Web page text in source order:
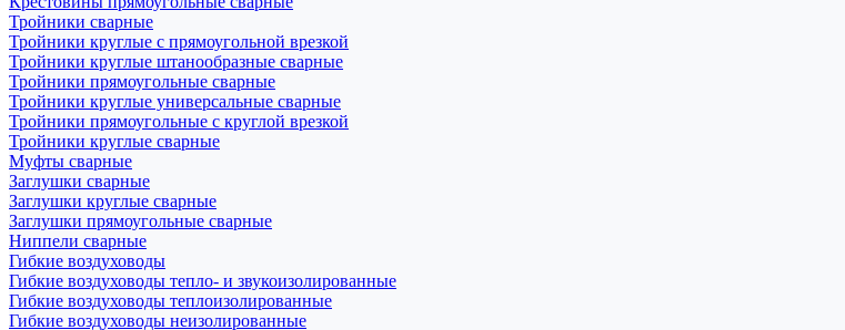
Тройники сварные
Тройники круглые с прямоугольной врезкой
Тройники круглые штанообразные сварные
Тройники прямоугольные сварные
Тройники круглые универсальные сварные
Тройники прямоугольные с круглой врезкой
Тройники круглые сварные
Муфты сварные
Заглушки сварные
Заглушки круглые сварные
Заглушки прямоугольные сварные
Ниппели сварные
Гибкие воздуховоды
Гибкие воздуховоды тепло- и звукоизолированные
Гибкие воздуховоды теплоизолированные
Гибкие воздуховоды неизолированные